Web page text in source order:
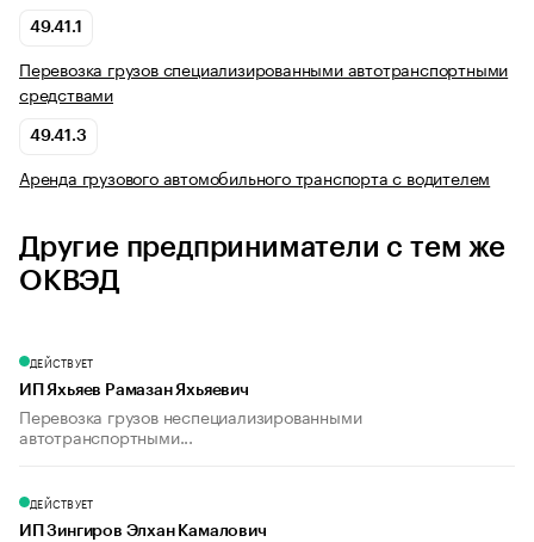
49.41.1
Перевозка грузов специализированными автотранспортными
средствами
49.41.3
Аренда грузового автомобильного транспорта с водителем
Другие предприниматели с тем же
ОКВЭД
ДЕЙСТВУЕТ
ИП Яхьяев Рамазан Яхьяевич
Перевозка грузов неспециализированными
автотранспортными...
ДЕЙСТВУЕТ
ИП Зингиров Элхан Камалович